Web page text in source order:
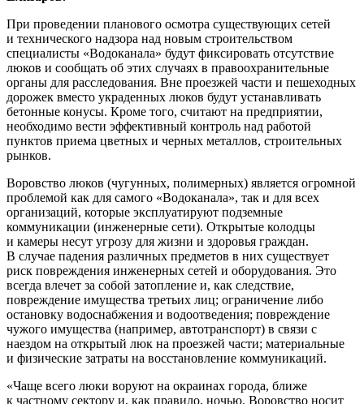
При проведении планового осмотра существующих сетей
и технического надзора над новым строительством
специалисты «Водоканала» будут фиксировать отсутствие
люков и сообщать об этих случаях в правоохранительные
органы для расследования. Вне проезжей части и пешеходных
дорожек вместо украденных люков будут устанавливать
бетонные конусы. Кроме того, считают на предприятии,
необходимо вести эффективный контроль над работой
пунктов приема цветных и черных металлов, строительных
рынков.
Воровство люков (чугунных, полимерных) является огромной
проблемой как для самого «Водоканала», так и для всех
организаций, которые эксплуатируют подземные
коммуникации (инженерные сети). Открытые колодцы
и камеры несут угрозу для жизни и здоровья граждан.
В случае падения различных предметов в них существует
риск повреждения инженерных сетей и оборудования. Это
всегда влечет за собой затопление и, как следствие,
повреждение имущества третьих лиц; ограничение либо
остановку водоснабжения и водоотведения; повреждение
чужого имущества (например, автотранспорт) в связи с
наездом на открытый люк на проезжей части; материальные
и физические затраты на восстановление коммуникаций.
«Чаще всего люки воруют на окраинах города, ближе
к частному сектору и, как правило, ночью. Воровство носит